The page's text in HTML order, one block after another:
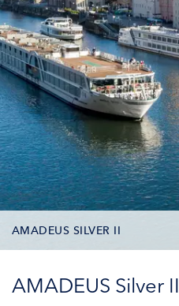
AMADEUS SILVER II
AMADEUS Silver II